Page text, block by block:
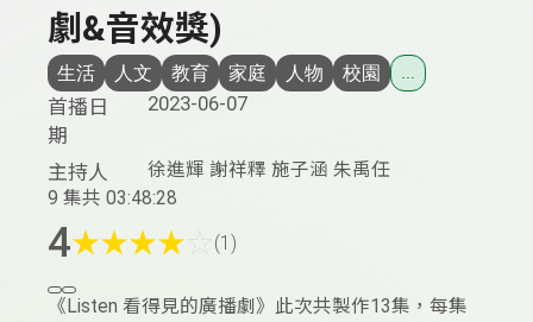
劇&音效獎)
生活 人文 教育 家庭 人物 校園 ...
首播日
期
2023-06-07
主持人
徐進輝 謝祥釋 施子涵 朱禹任
9 集共 03:48:28
4★★★★ (1)
《Listen 看得見的廣播劇》此次共製作13集，每集